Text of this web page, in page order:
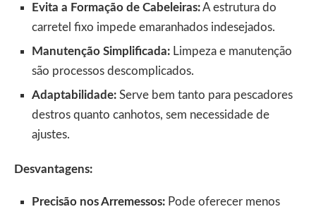
Evita a Formação de Cabeleiras:A estrutura do
carretel fixo impede emaranhados indesejados.
Manutenção Simplificada: Limpeza e manutenção
são processos descomplicados.
Adaptabilidade: Serve bem tanto para pescadores
destros quanto canhotos, sem necessidade de
ajustes.
Desvantagens:
Precisão nos Arremessos: Pode oferecer menos